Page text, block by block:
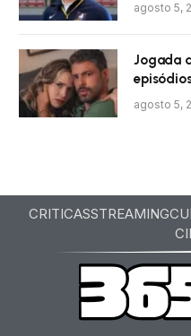
agosto 5,
Jogada
agosto 5,
CRITICASSTREAMING